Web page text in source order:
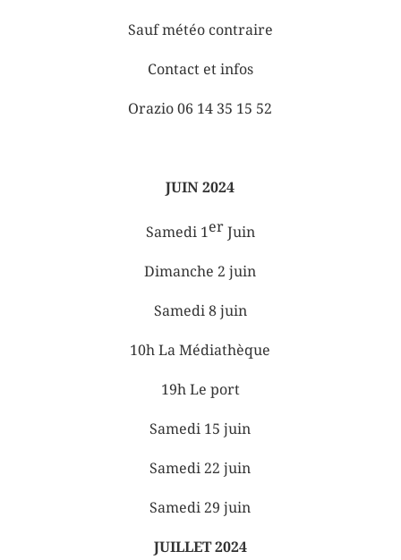
Sauf météo contraire
Contact et infos
Orazio 06 14 35 15 52
JUIN 2024
Samedi 1er Juin
Dimanche 2 juin
Samedi 8 juin
10h La Médiathèque
19h Le port
Samedi 15 juin
Samedi 22 juin
Samedi 29 juin
JUILLET 2024